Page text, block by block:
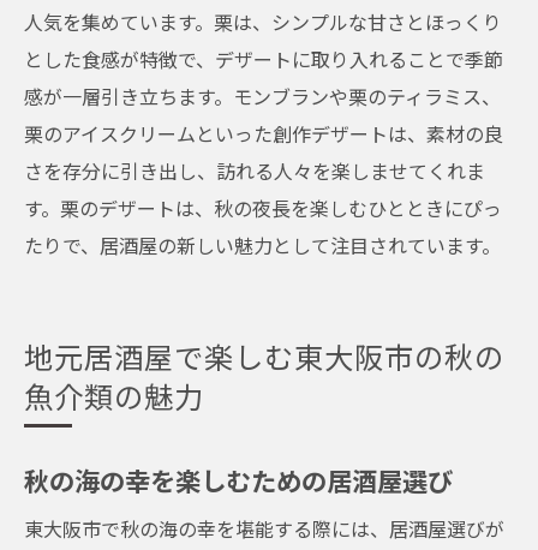
人気を集めています。栗は、シンプルな甘さとほっくり
とした食感が特徴で、デザートに取り入れることで季節
感が一層引き立ちます。モンブランや栗のティラミス、
栗のアイスクリームといった創作デザートは、素材の良
さを存分に引き出し、訪れる人々を楽しませてくれま
す。栗のデザートは、秋の夜長を楽しむひとときにぴっ
たりで、居酒屋の新しい魅力として注目されています。
地元居酒屋で楽しむ東大阪市の秋の
魚介類の魅力
秋の海の幸を楽しむための居酒屋選び
東大阪市で秋の海の幸を堪能する際には、居酒屋選びが